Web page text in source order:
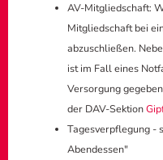
AV-Mitgliedschaft:
Mitgliedschaft bei
abzuschließen.
ist im Fall eines
Versorgung
der DAV-Sektion
Tagesverpflegung -
Abendessen"